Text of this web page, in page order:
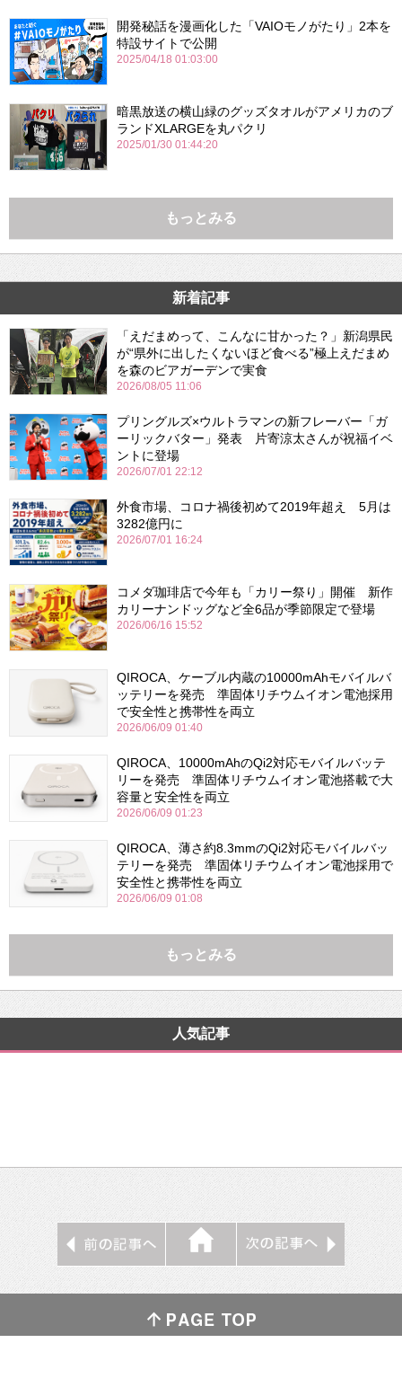
開発秘話を漫画化した「VAIOモノがたり」2本を
特設サイトで公開
2025/04/18 01:03:00
暗黒放送の横山緑のグッズタオルがアメリカのブ
ランドXLARGEを丸パクリ
2025/01/30 01:44:20
もっとみる
新着記事
「えだまめって、こんなに甘かった？」新潟県民
が“県外に出したくないほど食べる”極上えだまめ
を森のビアガーデンで実食
2026/08/05 11:06
プリングルズ×ウルトラマンの新フレーバー「ガ
ーリックバター」発表 片寄涼太さんが祝福イベ
ントに登場
2026/07/01 22:12
外食市場、コロナ禍後初めて2019年超え 5月は
3282億円に
2026/07/01 16:24
コメダ珈琲店で今年も「カリー祭り」開催 新作
カリーナンドッグなど全6品が季節限定で登場
2026/06/16 15:52
QIROCA、ケーブル内蔵の10000mAhモバイルバ
ッテリーを発売 準固体リチウムイオン電池採用
で安全性と携帯性を両立
2026/06/09 01:40
QIROCA、10000mAhのQi2対応モバイルバッテ
リーを発売 準固体リチウムイオン電池搭載で大
容量と安全性を両立
2026/06/09 01:23
QIROCA、薄さ約8.3mmのQi2対応モバイルバッ
テリーを発売 準固体リチウムイオン電池採用で
安全性と携帯性を両立
2026/06/09 01:08
もっとみる
人気記事